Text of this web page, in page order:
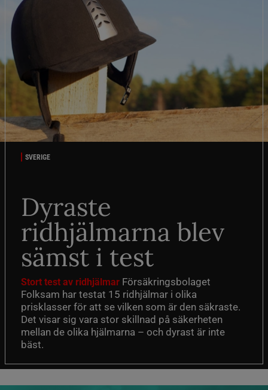
SVERIGE
Dyraste
ridhjälmarna blev
sämst i test
Stort test av ridhjälmar Försäkringsbolaget
Folksam har testat 15 ridhjälmar i olika
prisklasser för att se vilken som är den säkraste.
Det visar sig vara stor skillnad på säkerheten
mellan de olika hjälmarna – och dyrast är inte
bäst.